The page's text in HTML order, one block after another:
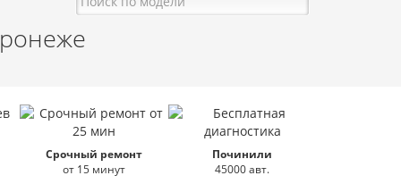
Срочный ремонт
от 15 минут
Починили
45000 авт.